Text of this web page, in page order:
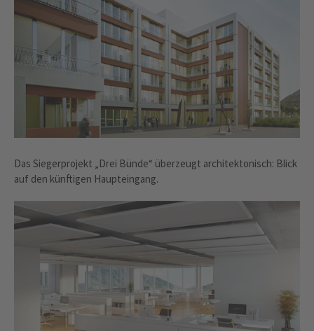
Das Siegerprojekt „Drei Bünde“ überzeugt architektonisch: Blick
auf den künftigen Haupteingang.